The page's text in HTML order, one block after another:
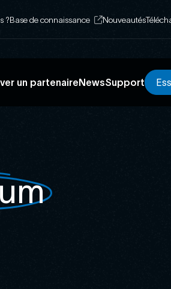
?Base de connaissance Nouveautés
un partenaireNewsSupport